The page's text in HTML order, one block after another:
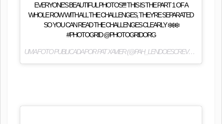
EVERYONE'S BEAUTIFUL PHOTOS!!!! THIS IS THE PART 1 OF A
WHOLE ROW WITH ALL THE CHALLENGES, THEY'RE SEPARATED
SO YOU CAN READ THE CHALLENGES CLEARLY ❄️️❄️️❄️️
#PHOTOGRID @PHOTOGRIDORG
UMA FOTO PUBLICADA POR PAT XAVIER (@PAH_LENDOESCREVENDO) EM